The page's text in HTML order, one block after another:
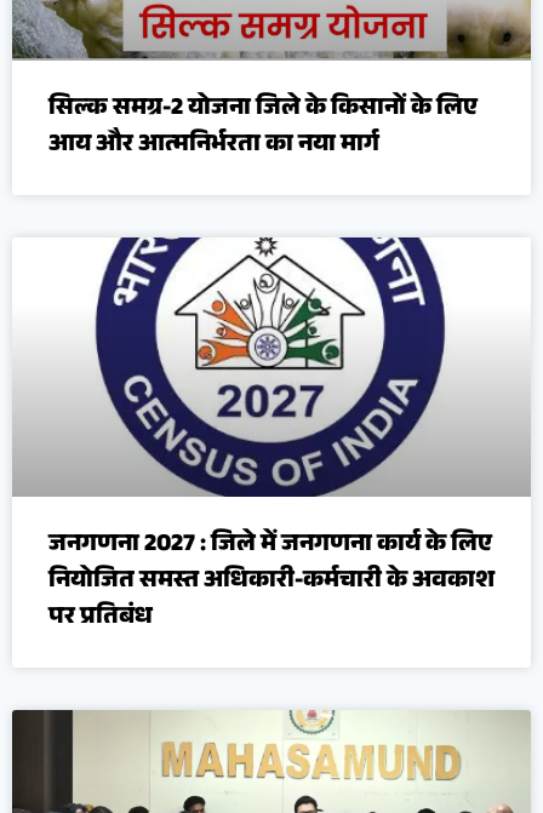
सिल्क समग्र-2 योजना जिले के किसानों के लिए
आय और आत्मनिर्भरता का नया मार्ग
जनगणना 2027 : जिले में जनगणना कार्य के लिए
नियोजित समस्त अधिकारी-कर्मचारी के अवकाश
पर प्रतिबंध